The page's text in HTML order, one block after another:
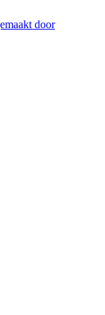
door